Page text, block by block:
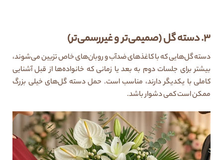
۳. دسته گل (صمیمی‌تر و غیررسمی‌تر)
دسته گل‌هایی که با کاغذهای ضدآب و روبان‌های خاص تزیین می‌شوند،
بیشتر برای جلسات دوم به بعد یا زمانی که خانواده‌ها از قبل آشنایی
کاملی با یکدیگر دارند، مناسب است. حمل دسته گل‌های خیلی بزرگ
ممکن است کمی دشوار باشد.